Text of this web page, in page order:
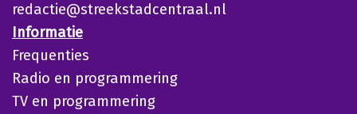
redactie@streekstadcentraal.nl
Informatie
Frequenties
Radio en programmering
TV en programmering